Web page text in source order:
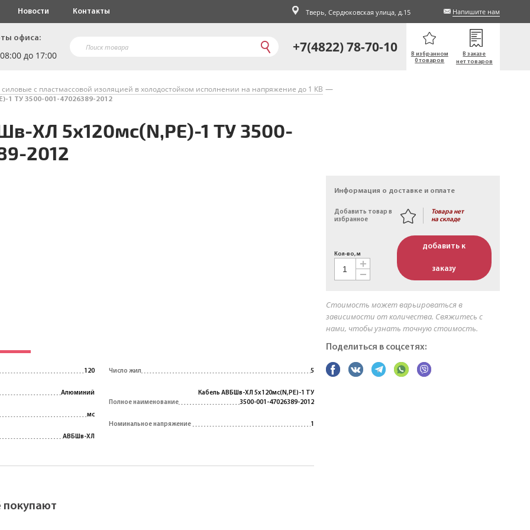
Новости Контакты Тверь, Сердюковская улица, д.15 Напишите нам
офиса:
до 17:00 +7(4822) 78-70-10
В избранном
0 товаров
В заказе
нет товаров
силовые с пластмассовой изоляцией в холодостойком исполнении на напряжение до 1 КВ
1 ТУ 3500-001-47026389-2012
ХЛ 5х120мс(N,PE)-1 ТУ 3500-
2012
Информация о доставке и оплате
Добавить товар в
избранное
Товара нет
на складе
Кол-во, м
добавить к
заказу
Стоимость может варьироваться в
зависимости от количества. Свяжитесь с
нами, чтобы узнать точную стоимость.
Поделиться в соцсетях:
120
Алюминий
мс
АВБШв-ХЛ
Число жил 5
Полное наименование
Кабель АВБШв-ХЛ 5х120мс(N,PE)-1 ТУ
3500-001-47026389-2012
Номинальное напряжение 1
покупают